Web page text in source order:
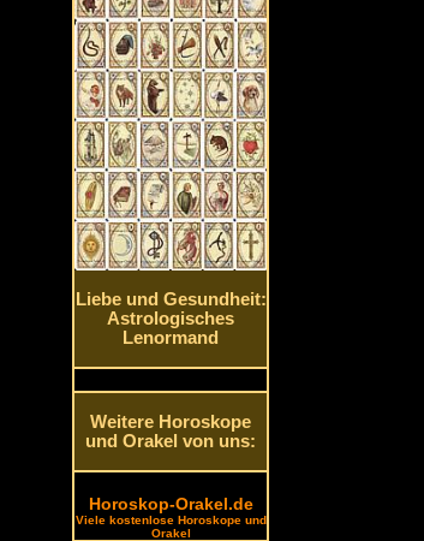
Liebe und Gesundheit:
Astrologisches
Lenormand
Weitere Horoskope
und Orakel von uns:
Horoskop-Orakel.de
Viele kostenlose Horoskope und
Orakel